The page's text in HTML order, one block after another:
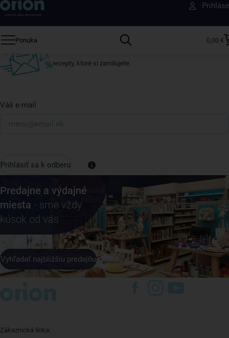
Ponuka 0,00 €
ktokoľvek iný
Prihláste sa k odberu nášho newslettera.
recepty, ktoré si zamilujete.
Váš e-mail
Prihlásiť sa k odberu
Predajne a výdajné
miesta - sme vždy
kúsok od vás
Vyhľadať najbližšiu predajňu
Zákaznická linka: